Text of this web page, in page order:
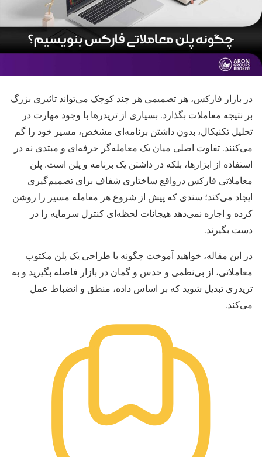
در بازار فارکس، هر تصمیمی هر چند کوچک می‌تواند تاثیری بزرگ
بر نتیجه‌ معاملات بگذارد. بسیاری از تریدرها با وجود مهارت در
تحلیل تکنیکال، بدون داشتن برنامه‌ای مشخص، مسیر خود را گم
می‌کنند. تفاوت اصلی میان یک معامله‌گر حرفه‌ای و مبتدی نه در
استفاده از ابزارها، بلکه در داشتن یک برنامه و پلن است. پلن
معاملاتی فارکس درواقع ساختاری شفاف برای تصمیم‌گیری
ایجاد می‌کند؛ سندی که پیش از شروع هر معامله مسیر را روشن
کرده و اجازه نمی‌دهد هیجانات لحظه‌ای کنترل سرمایه را در
دست بگیرند.
در این مقاله، خواهید آموخت چگونه با طراحی یک پلن مکتوب
معاملاتی، از بی‌نظمی و حدس و گمان در بازار فاصله بگیرید و به
تریدری تبدیل شوید که بر اساس داده، منطق و انضباط عمل
می‌کند.